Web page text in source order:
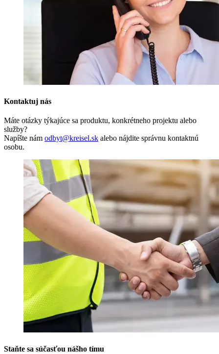
Kontaktuj nás
Máte otázky týkajúce sa produktu, konkrétneho projektu alebo
služby?
Napíšte nám odbyt@kreisel.sk alebo nájdite správnu kontaktnú
osobu.
Staňte sa súčasťou nášho tímu